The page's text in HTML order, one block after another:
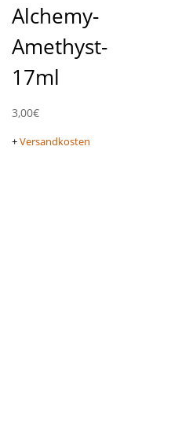
Alchemy-
Amethyst-
17ml
3,00€
+Versandkosten